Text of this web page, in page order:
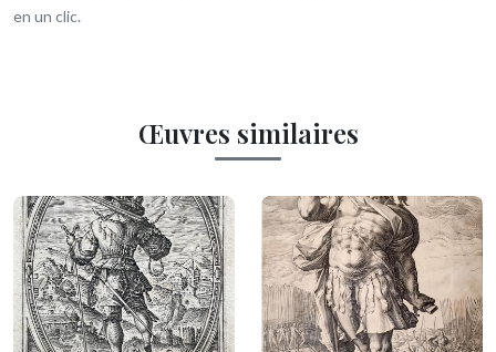
en un clic.
Œuvres similaires